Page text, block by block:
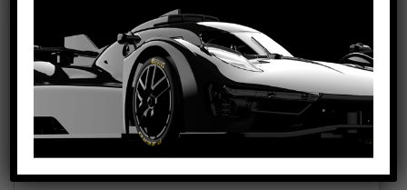
MCLAREN 720S LEXAN ULTRALIGHT COCKPIT
FOR RACING
VEDI IL PRODOTTO